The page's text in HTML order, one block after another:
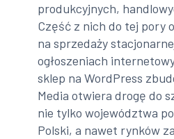
produkcyjnych,
Część z nich do tej pory
na sprzedaży
ogłoszeniach
sklep na WordPress
Media otwiera drogę do
nie tylko województwa
Polski, a nawet rynków